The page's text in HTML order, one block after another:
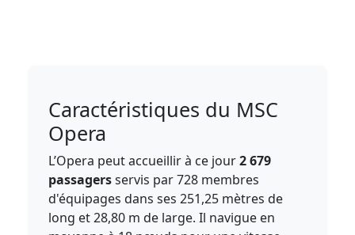
Caractéristiques du MSC
Opera
L’Opera peut accueillir à ce jour2 679
passagersservis par 728 membres
d'équipages dans ses 251,25 mètres de
long et 28,80 m de large. Il navigue en